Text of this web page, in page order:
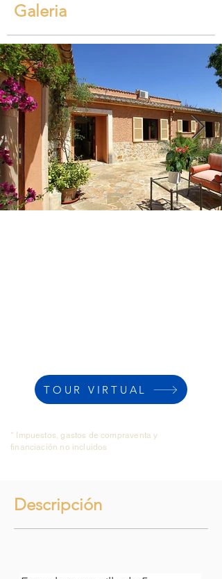
Galeria
TOUR VIRTUAL
* Impuestos, gastos de compraventa y
financiación no incluidos
Descripción